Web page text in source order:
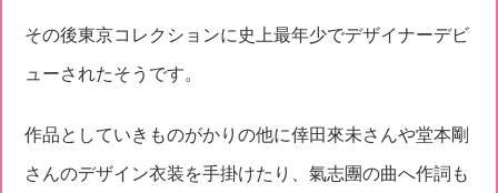
その後東京コレクションに史上最年少でデザイナーデビ
ューされたそうです。
作品としていきものがかりの他に倖田來未さんや堂本剛
さんのデザイン衣装を手掛けたり、氣志團の曲へ作詞も